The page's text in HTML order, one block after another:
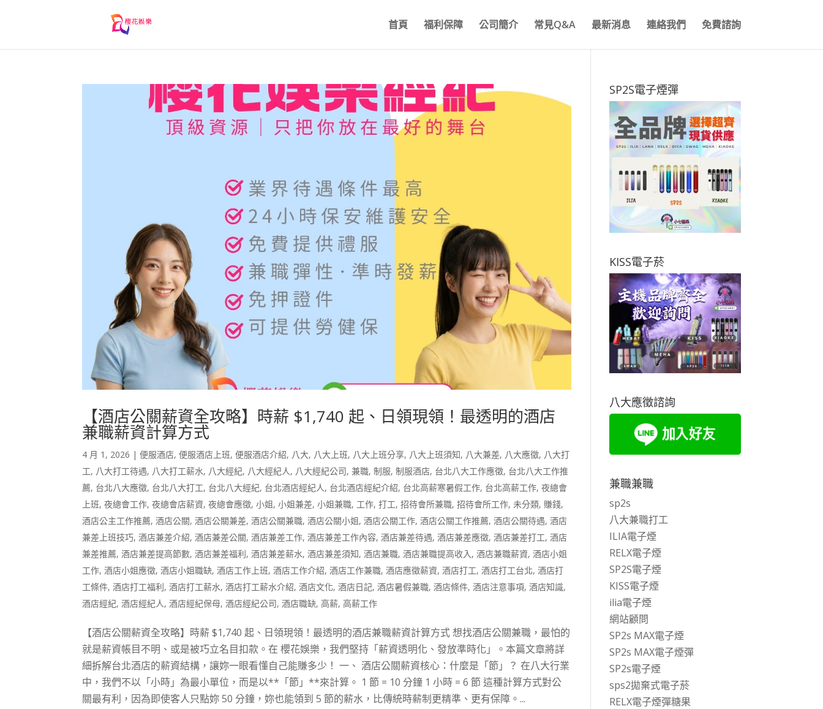
首頁 福利保障 公司簡介 常見Q&A 最新消息 連絡我們 免費諮詢
【酒店公關薪資全攻略】時薪 $1,740 起、日領現領！最透明的酒店
兼職薪資計算方式
4 月 1, 2026 |便服酒店,便服酒店上班,便服酒店介紹, 八大, 八大上班, 八大上班分享, 八大上班須知, 八大兼差, 八大應徵, 八大打
工, 八大打工待遇, 八大打工薪水, 八大經紀, 八大經紀人, 八大經紀公司,兼職,制服,制服酒店, 台北八大工作應徵, 台北八大工作推
薦, 台北八大應徵, 台北八大打工, 台北八大經紀, 台北酒店經紀人, 台北酒店經紀介紹, 台北高薪寒暑假工作, 台北高薪工作,夜總會
上班,夜總會工作,夜總會店薪資,夜總會應徵,小姐,小姐兼差,小姐兼職, 工作,打工,招待會所兼職,招待會所工作, 未分類, 賺錢,
酒店公主工作推薦,酒店公關,酒店公關兼差,酒店公關兼職,酒店公關小姐,酒店公關工作,酒店公關工作推薦,酒店公關待遇,酒店
兼差上班技巧,酒店兼差介紹,酒店兼差公關,酒店兼差工作,酒店兼差工作內容,酒店兼差待遇,酒店兼差應徵,酒店兼差打工,酒店
兼差推薦,酒店兼差提高節數,酒店兼差福利,酒店兼差薪水,酒店兼差須知,酒店兼職,酒店兼職提高收入,酒店兼職薪資,酒店小姐
工作,酒店小姐應徵,酒店小姐職缺,酒店工作上班,酒店工作介紹,酒店工作兼職,酒店應徵薪資,酒店打工,酒店打工台北,酒店打
工條件,酒店打工福利,酒店打工薪水,酒店打工薪水介紹,酒店文化,酒店日記,酒店暑假兼職,酒店條件,酒店注意事項,酒店知識,
酒店經紀,酒店經紀人,酒店經紀保母,酒店經紀公司,酒店職缺,高薪,高薪工作
【酒店公關薪資全攻略】時薪 $1,740 起、日領現領！最透明的酒店兼職薪資計算方式 想找酒店公關兼職，最怕的
就是薪資帳目不明、或是被巧立名目扣款。在 櫻花娛樂，我們堅持「薪資透明化、發放準時化」。本篇文章將詳
細拆解台北酒店的薪資結構，讓妳一眼看懂自己能賺多少！ 一、 酒店公關薪資核心：什麼是「節」？ 在八大行業
中，我們不以「小時」為最小單位，而是以**「節」**來計算。 1 節 = 10 分鐘 1 小時 = 6 節 這種計算方式對公
關最有利，因為即使客人只點妳 50 分鐘，妳也能領到 5 節的薪水，比傳統時薪制更精準、更有保障。...
SP2S電子煙彈
KISS電子菸
八大應徵諮詢
兼職兼職
sp2s
八大兼職打工
ILIA電子煙
RELX電子煙
SP2S電子煙
KISS電子煙
ilia電子煙
網站顧問
SP2s MAX電子煙
SP2s MAX電子煙彈
SP2s電子煙
sps2拋棄式電子菸
RELX電子煙彈糖果